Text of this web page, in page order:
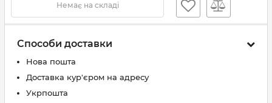
Немає на складі
Способи доставки
Нова пошта
Доставка кур'єром на адресу
Укрпошта